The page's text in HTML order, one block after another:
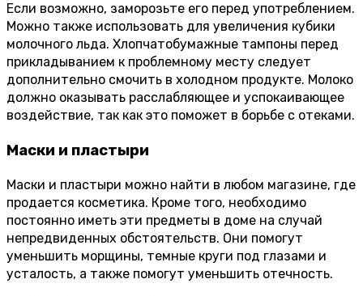
Если возможно, заморозьте его перед употреблением.
Можно также использовать для увеличения кубики
молочного льда. Хлопчатобумажные тампоны перед
прикладыванием к проблемному месту следует
дополнительно смочить в холодном продукте. Молоко
должно оказывать расслабляющее и успокаивающее
воздействие, так как это поможет в борьбе с отеками.
Маски и пластыри
Маски и пластыри можно найти в любом магазине, где
продается косметика. Кроме того, необходимо
постоянно иметь эти предметы в доме на случай
непредвиденных обстоятельств. Они помогут
уменьшить морщины, темные круги под глазами и
усталость, а также помогут уменьшить отечность.